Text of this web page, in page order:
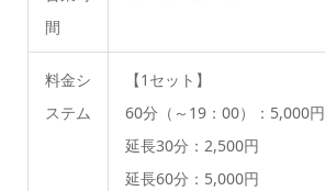
間
料金シ
ステム
【1セット】
60分（～19：00）：5,000円
延長30分：2,500円
延長60分：5,000円